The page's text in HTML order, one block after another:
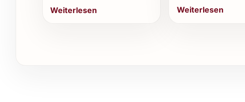
Kann man Finca Azaya Premium 2020 auch zum
Weiterlesen Weiterlesen